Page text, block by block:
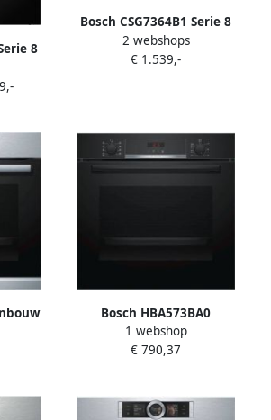
8
Bosch CSG7364B1 Serie 8
Inbouwoven Stoomoven 47L
60 x 45 cm Air Fry-functie
2 webshops
€ 1.539,-
Bosch HBA573BA0
Ingebouwde elektrische
oven 3D geforceerde lucht +
1 webshop
€ 790,37